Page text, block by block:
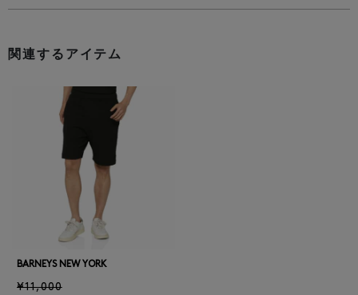
関連するアイテム
BARNEYS NEW YORK
¥11,000